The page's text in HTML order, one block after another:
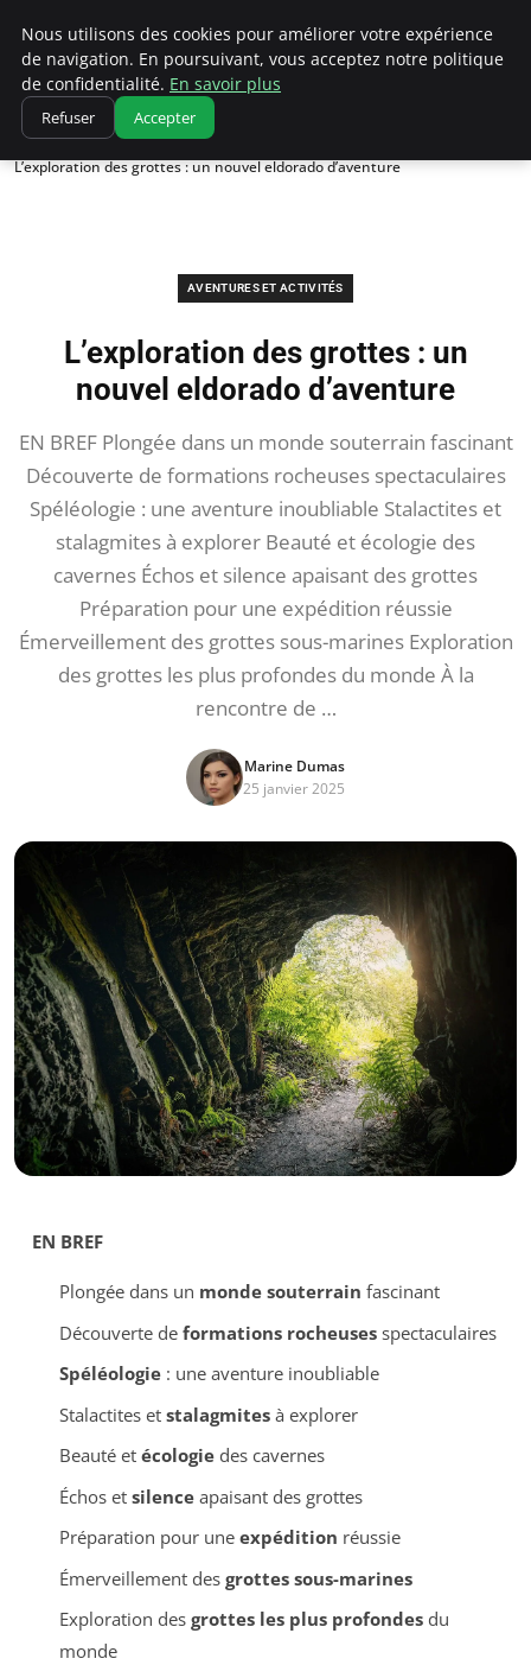
Correze Co
Accueil
Aventures et activités
L’exploration des grottes : un nouvel eldorado d’aventure
AVENTURES ET ACTIVITÉS
L’exploration des grottes : un
nouvel eldorado d’aventure
EN BREF Plongée dans un monde souterrain fascinant
Découverte de formations rocheuses spectaculaires
Spéléologie : une aventure inoubliable Stalactites et
stalagmites à explorer Beauté et écologie des
cavernes Échos et silence apaisant des grottes
Préparation pour une expédition réussie
Émerveillement des grottes sous-marines Exploration
des grottes les plus profondes du monde À la
rencontre de …
Marine Dumas
25 janvier 2025
EN BREF
Plongée dans un monde souterrain fascinant
Découverte de formations rocheusesspectaculaires
Spéléologie: une aventure inoubliable
Stalactites et stalagmitesà explorer
Beauté et écologiedes cavernes
Échos et silenceapaisant des grottes
Préparation pour une expédition réussie
Émerveillement des grottes sous-marines
Exploration des grottes les plus profondesdu
monde
Nous utilisons des cookies pour améliorer votre expérience
de navigation. En poursuivant, vous acceptez notre politique
de confidentialité. En savoir plus
Refuser Accepter